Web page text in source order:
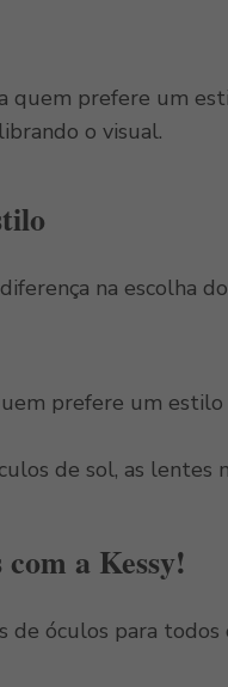
quem prefere um
o visual.
na escolha do
prefere um
de sol, as lentes
a Kessy!
de óculos para